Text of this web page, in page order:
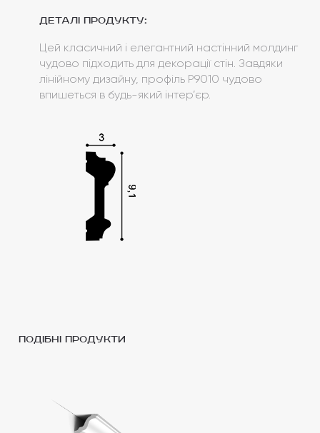
Деталі продукту:
Цей класичний і елегантний настінний молдинг
чудово підходить для декорації стін. Завдяки
лінійному дизайну, профіль Р9010 чудово
впишеться в будь-який інтер’єр.
подібні продукти